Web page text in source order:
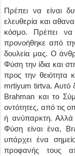
Πρέπει να είναι
ελευθερία και
κόσμο. Πρέπει
προνοήθηκε από
δουλεία μας. Ο
Φύση την ίδια και
προς την θειότητα
mrtiyum tirtva. Αυτό
Brahman και το
οντότητες, από τις
ή ανύπαρκτη.
Φύση είναι ένα,
υπάρχει ένα
προφανής τους